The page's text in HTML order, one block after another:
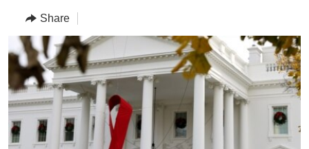
Navigation
Skip
to
Search
AFRICA
AMERICAS
ASIA
EUROPE
MIDDLE EAST
TOPICS
HUMAN RIGHTS
SECURITY AND DEFENSE
AID AND DEVELOPMENT
DEMOCRACY AND GOVERNANCE
ECONOMY AND TRADE
ARCHIVE
ABOUT US
FOLLOW US
Share